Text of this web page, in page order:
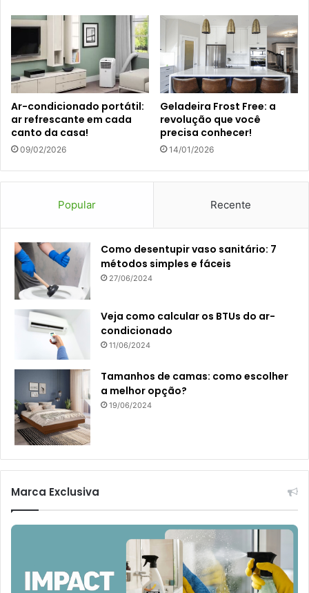
Ar-condicionado portátil:
ar refrescante em cada
canto da casa!
09/02/2026
Geladeira Frost Free: a
revolução que você
precisa conhecer!
14/01/2026
Popular Recente
Como desentupir vaso sanitário: 7
métodos simples e fáceis
27/06/2024
Veja como calcular os BTUs do ar-
condicionado
11/06/2024
Tamanhos de camas: como escolher
a melhor opção?
19/06/2024
Marca Exclusiva